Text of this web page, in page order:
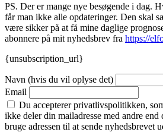
PS. Der er mange nye besøgende i dag.
får man ikke alle opdateringer. Den skal
være sikker på at få mine daglige
abonnere på mit nyhedsbrev fra https://
{unsubscription_url}
Navn (hvis du vil oplyse det)
Email
Du accepterer privatlivspolitikken,
ikke deler din mailadresse med andre
bruge adressen til at sende nyhedsbrevet